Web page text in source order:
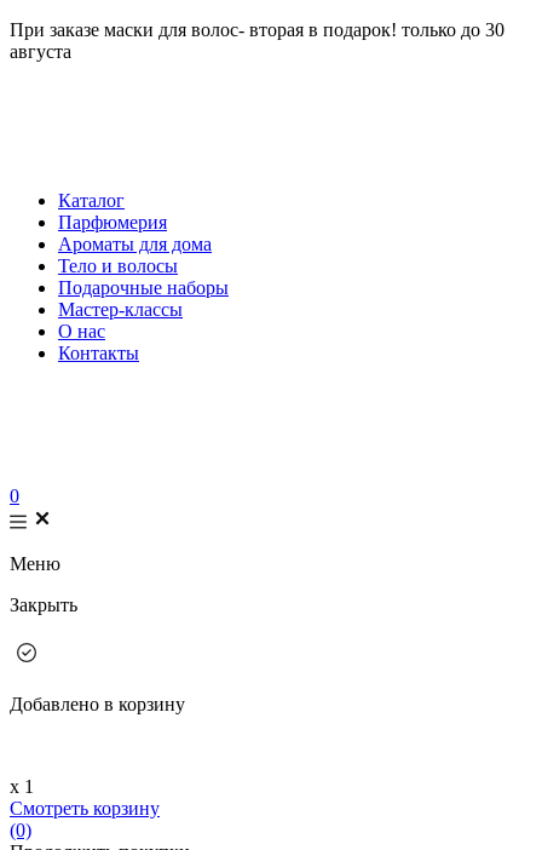
При заказе маски для волос- вторая в подарок! только до 30
августа
Каталог
Парфюмерия
Ароматы для дома
Тело и волосы
Подарочные наборы
Мастер-классы
О нас
Контакты
0
Меню
Закрыть
Добавлено в корзину
х 1
Смотреть корзину
(0)